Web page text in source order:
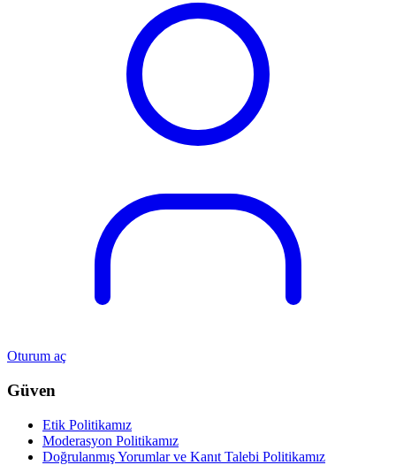
Oturum aç
Güven
Etik Politikamız
Moderasyon Politikamız
Doğrulanmış Yorumlar ve Kanıt Talebi Politikamız